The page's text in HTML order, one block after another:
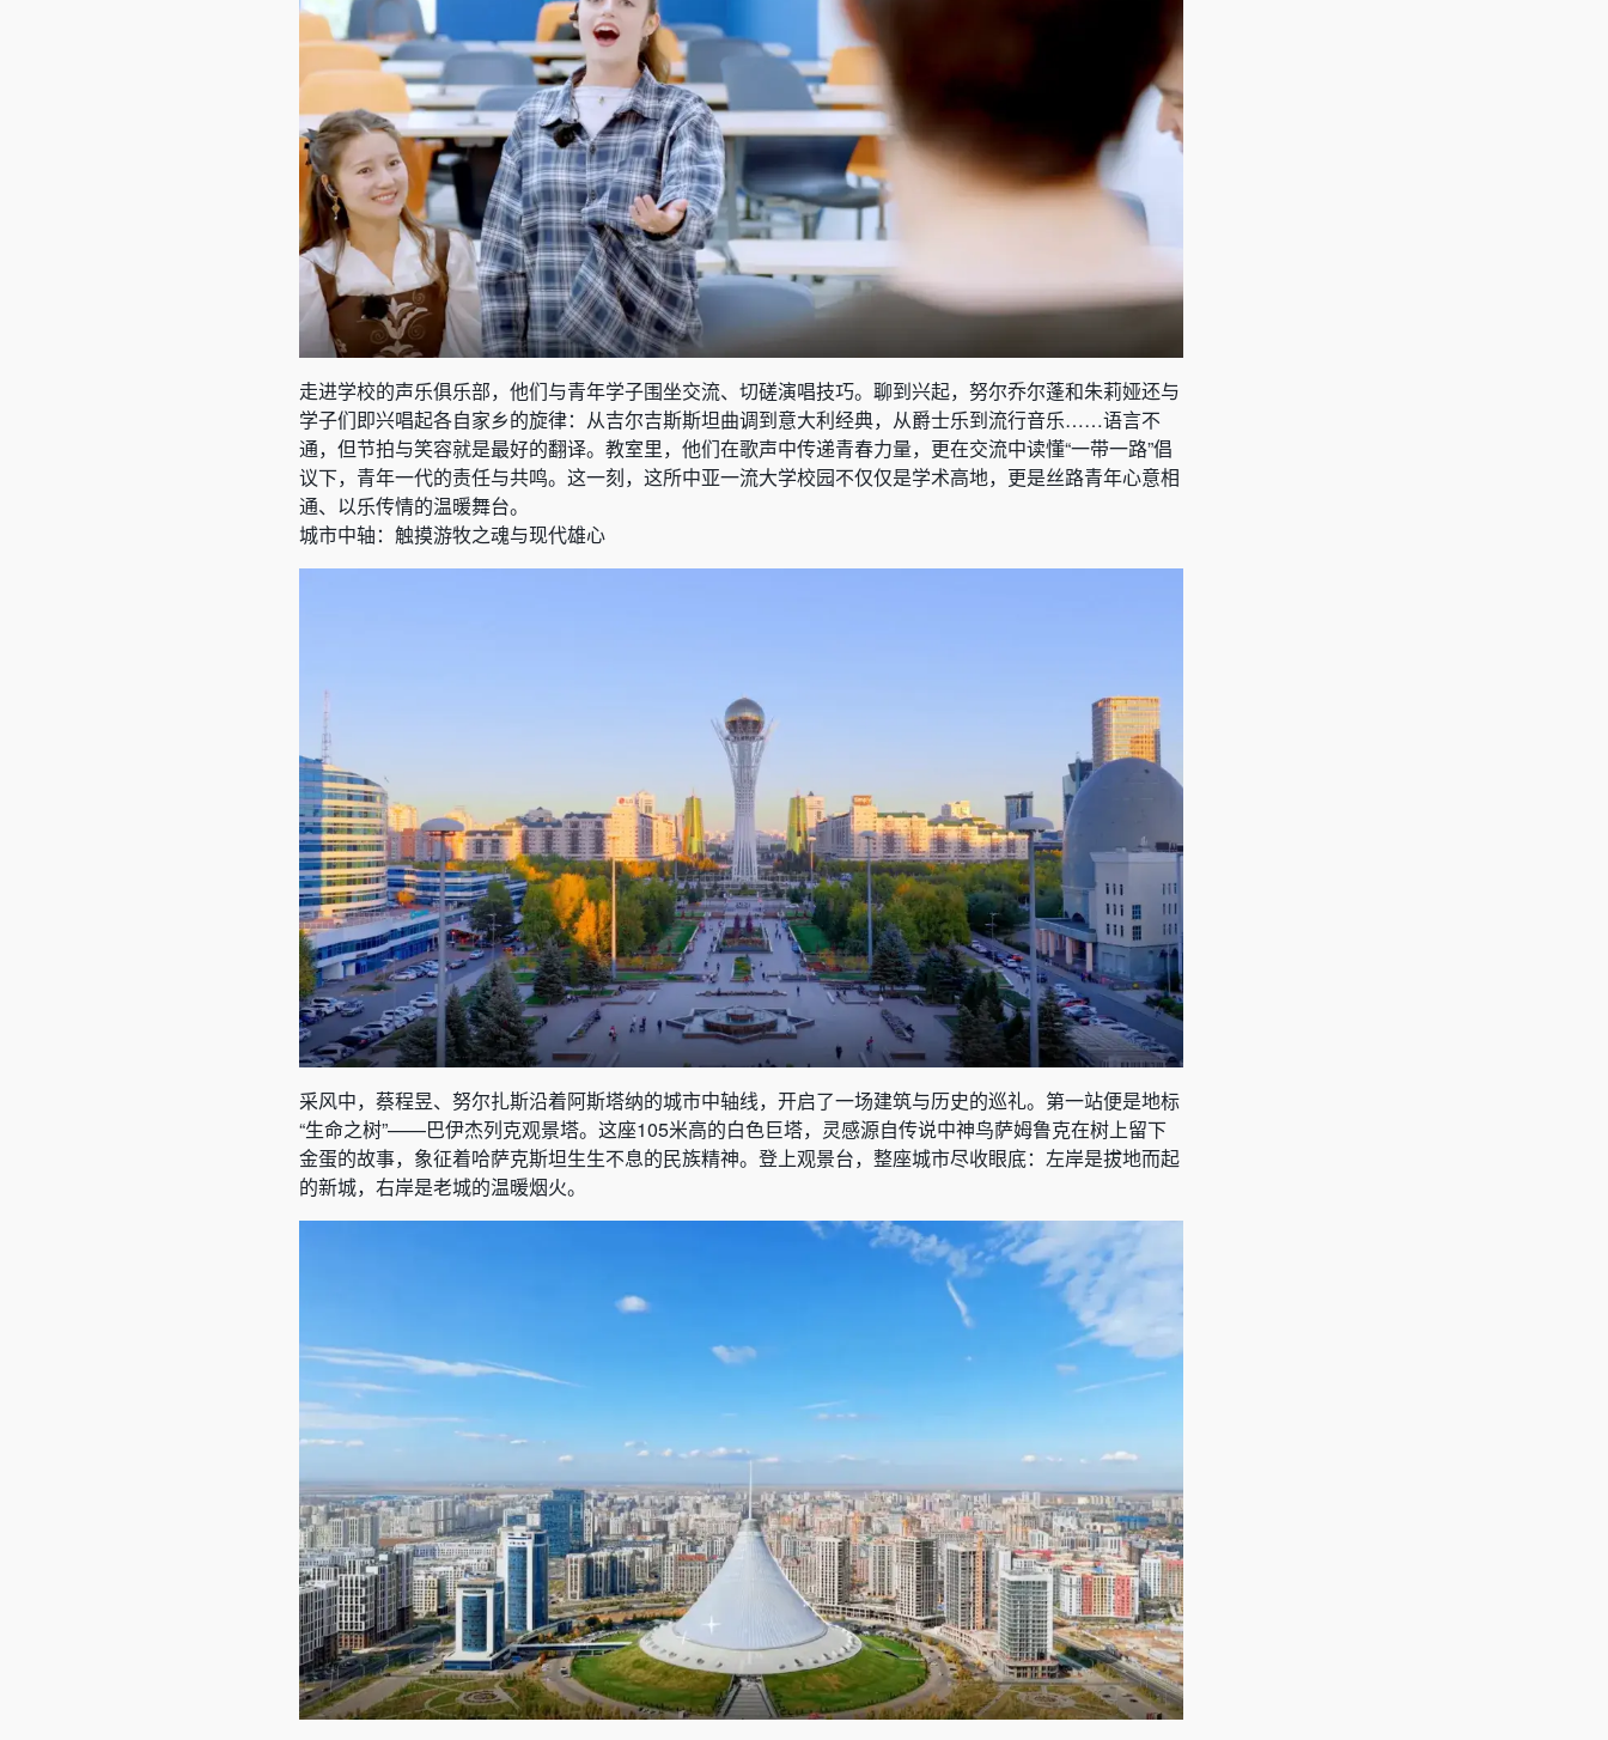
走进学校的声乐俱乐部，他们与青年学子围坐交流、切磋演唱技巧。聊到兴起，努尔乔尔蓬和朱莉娅还与
学子们即兴唱起各自家乡的旋律：从吉尔吉斯斯坦曲调到意大利经典，从爵士乐到流行音乐……语言不
通，但节拍与笑容就是最好的翻译。教室里，他们在歌声中传递青春力量，更在交流中读懂“一带一路”倡
议下，青年一代的责任与共鸣。这一刻，这所中亚一流大学校园不仅仅是学术高地，更是丝路青年心意相
通、以乐传情的温暖舞台。
城市中轴：触摸游牧之魂与现代雄心
采风中，蔡程昱、努尔扎斯沿着阿斯塔纳的城市中轴线，开启了一场建筑与历史的巡礼。第一站便是地标
“生命之树”——巴伊杰列克观景塔。这座105米高的白色巨塔，灵感源自传说中神鸟萨姆鲁克在树上留下
金蛋的故事，象征着哈萨克斯坦生生不息的民族精神。登上观景台，整座城市尽收眼底：左岸是拔地而起
的新城，右岸是老城的温暖烟火。